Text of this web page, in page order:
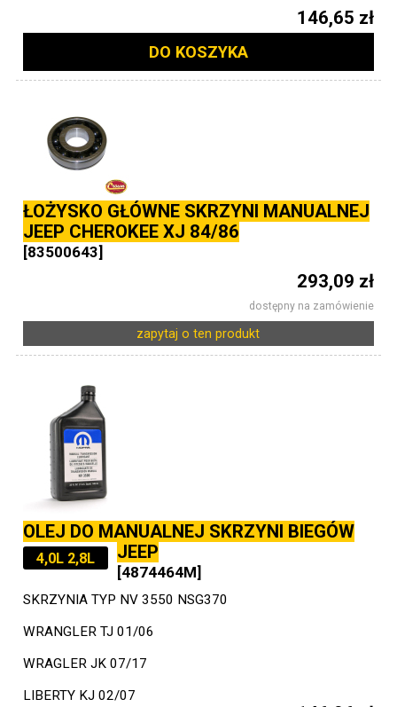
146,65 zł
DO KOSZYKA
ŁOŻYSKO GŁÓWNE SKRZYNI MANUALNEJ
JEEP CHEROKEE XJ 84/86
[83500643]
293,09 zł
dostępny na zamówienie
zapytaj o ten produkt
OLEJ DO MANUALNEJ SKRZYNI BIEGÓW
JEEP
4,0L 2,8L
[4874464M]
SKRZYNIA TYP NV 3550 NSG370
WRANGLER TJ 01/06
WRAGLER JK 07/17
LIBERTY KJ 02/07